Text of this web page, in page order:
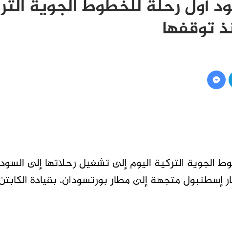
أول رحلة للخطوط الجوية
توقفها
الجوية التركية اليوم إلى تشغيل رحلاتها إلى
متجهة إلى مطار بورتسودان، بقيادة